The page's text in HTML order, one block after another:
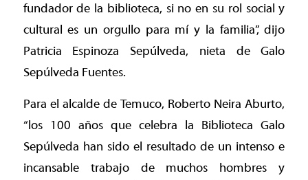
fundador de la biblioteca, si no en su rol social y
cultural es un orgullo para mí y la familia”, dijo
Patricia Espinoza Sepúlveda, nieta de Galo
Sepúlveda Fuentes.
Para el alcalde de Temuco, Roberto Neira Aburto,
“los 100 años que celebra la Biblioteca Galo
Sepúlveda han sido el resultado de un intenso e
incansable trabajo de muchos hombres y